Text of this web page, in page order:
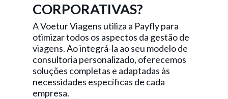
CORPORATIVAS?
A Voetur Viagens utiliza a Payfly para
otimizar todos os aspectos da gestão de
viagens. Ao integrá-la ao seu modelo de
consultoria personalizado, oferecemos
soluções completas e adaptadas às
necessidades específicas de cada
empresa.